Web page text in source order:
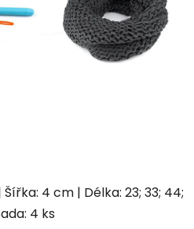
4 cm | Délka: 23; 33; 44;
4 ks